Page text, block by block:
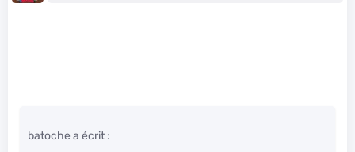
batoche a écrit :